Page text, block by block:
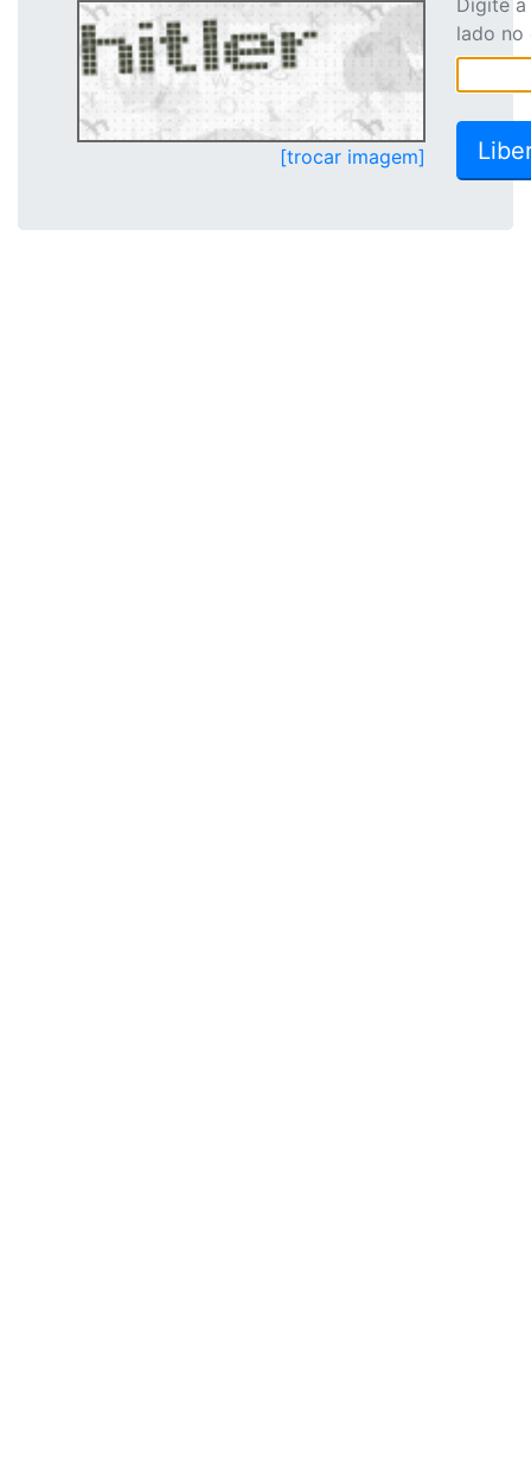
[trocar imagem]
Digite
lado no